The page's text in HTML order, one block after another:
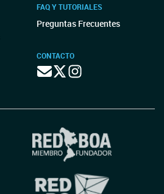
FAQ Y TUTORIALES
Preguntas Frecuentes
CONTACTO